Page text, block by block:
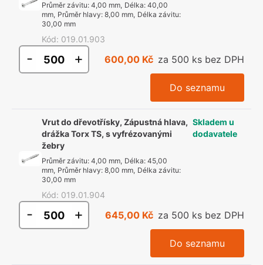
Průměr závitu: 4,00 mm, Délka: 40,00
mm, Průměr hlavy: 8,00 mm, Délka závitu:
30,00 mm
Kód: 019.01.903
- + 600,00 Kč za 500 ks bez DPH
Do seznamu
Vrut do dřevotřísky, Zápustná hlava,
drážka Torx TS, s vyfrézovanými
žebry
Průměr závitu: 4,00 mm, Délka: 45,00
mm, Průměr hlavy: 8,00 mm, Délka závitu:
30,00 mm
Kód: 019.01.904
Skladem u
dodavatele
- + 645,00 Kč za 500 ks bez DPH
Do seznamu